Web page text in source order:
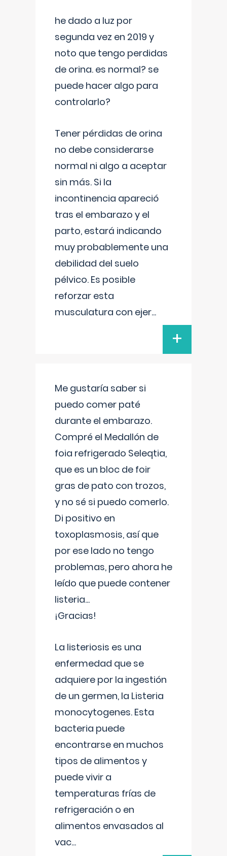
he dado a luz por
segunda vez en 2019 y
noto que tengo perdidas
de orina. es normal? se
puede hacer algo para
controlarlo?
Tener pérdidas de orina
no debe considerarse
normal ni algo a aceptar
sin más. Si la
incontinencia apareció
tras el embarazo y el
parto, estará indicando
muy probablemente una
debilidad del suelo
pélvico. Es posible
reforzar esta
musculatura con ejer...
+
Me gustaría saber si
puedo comer paté
durante el embarazo.
Compré el Medallón de
foia refrigerado Seleqtia,
que es un bloc de foir
gras de pato con trozos,
y no sé si puedo comerlo.
Di positivo en
toxoplasmosis, así que
por ese lado no tengo
problemas, pero ahora he
leído que puede contener
listeria...
¡Gracias!
La listeriosis es una
enfermedad que se
adquiere por la ingestión
de un germen, la Listeria
monocytogenes. Esta
bacteria puede
encontrarse en muchos
tipos de alimentos y
puede vivir a
temperaturas frías de
refrigeración o en
alimentos envasados al
vac...